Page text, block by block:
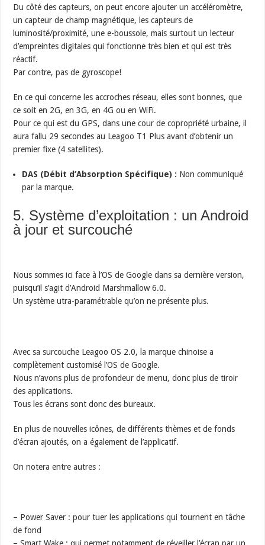
Du côté des capteurs, on peut encore ajouter un accéléromètre,
un capteur de champ magnétique, les capteurs de
luminosité/proximité, une e-boussole, mais surtout un lecteur
d’empreintes digitales qui fonctionne très bien et qui est très
réactif.
Par contre, pas de gyroscope!
En ce qui concerne les accroches réseau, elles sont bonnes, que
ce soit en 2G, en 3G, en 4G ou en WiFi.
Pour ce qui est du GPS, dans une cour de copropriété urbaine, il
aura fallu 29 secondes au Leagoo T1 Plus avant d’obtenir un
premier fixe (4 satellites).
DAS (Débit d’Absorption Spécifique) : Non communiqué
par la marque.
5. Système d’exploitation : un Android
à jour et surcouché
Nous sommes ici face à l’OS de Google dans sa dernière version,
puisqu’il s’agit d’Android Marshmallow 6.0.
Un système utra-paramétrable qu’on ne présente plus.
Avec sa surcouche Leagoo OS 2.0, la marque chinoise a
complètement customisé l’OS de Google.
Nous n’avons plus de profondeur de menu, donc plus de tiroir
des applications.
Tous les écrans sont donc des bureaux.
En plus de nouvelles icônes, de différents thèmes et de fonds
d’écran ajoutés, on a également de l’applicatif.
On notera entre autres :
– Power Saver : pour tuer les applications qui tournent en tâche
de fond